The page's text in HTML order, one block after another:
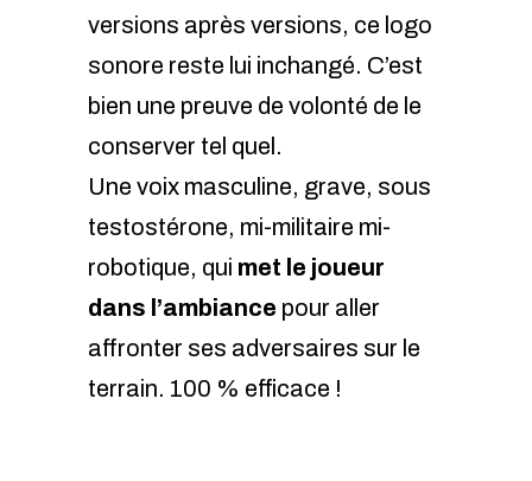
versions après versions, ce logo
sonore reste lui inchangé. C’est
bien une preuve de volonté de le
conserver tel quel.
Une voix masculine, grave, sous
testostérone, mi-militaire mi-
robotique, qui met le joueur
dans l’ambiance pour aller
affronter ses adversaires sur le
terrain. 100 % efficace !